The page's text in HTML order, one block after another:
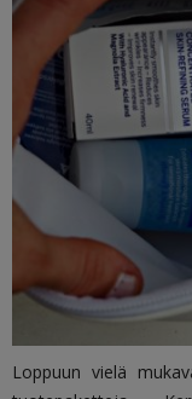
Loppuun vielä